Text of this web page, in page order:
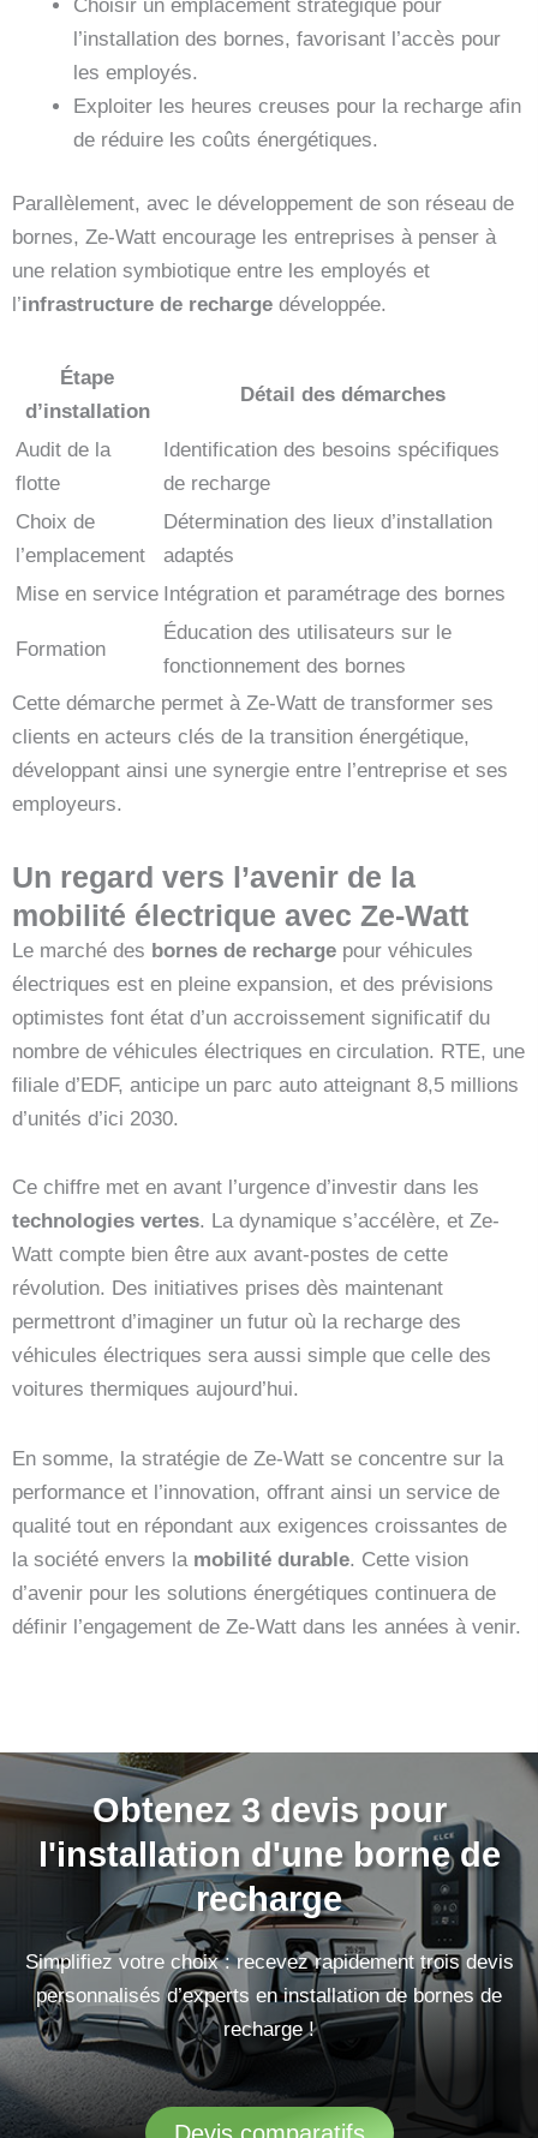
Choisir un emplacement stratégique pour
l’installation des bornes, favorisant l’accès pour
les employés.
Exploiter les heures creuses pour la recharge afin
de réduire les coûts énergétiques.
Parallèlement, avec le développement de son réseau de
bornes, Ze-Watt encourage les entreprises à penser à
une relation symbiotique entre les employés et
l’infrastructure de recharge développée.
Étape
d’installation
Détail des démarches
Audit de la
flotte
Identification des besoins spécifiques
de recharge
Choix de
l’emplacement
Détermination des lieux d’installation
adaptés
Mise en service Intégration et paramétrage des bornes
Formation
Éducation des utilisateurs sur le
fonctionnement des bornes
Cette démarche permet à Ze-Watt de transformer ses
clients en acteurs clés de la transition énergétique,
développant ainsi une synergie entre l’entreprise et ses
employeurs.
Un regard vers l’avenir de la
mobilité électrique avec Ze-Watt
Le marché des bornes de recharge pour véhicules
électriques est en pleine expansion, et des prévisions
optimistes font état d’un accroissement significatif du
nombre de véhicules électriques en circulation. RTE, une
filiale d’EDF, anticipe un parc auto atteignant 8,5 millions
d’unités d’ici 2030.
Ce chiffre met en avant l’urgence d’investir dans les
technologies vertes. La dynamique s’accélère, et Ze-
Watt compte bien être aux avant-postes de cette
révolution. Des initiatives prises dès maintenant
permettront d’imaginer un futur où la recharge des
véhicules électriques sera aussi simple que celle des
voitures thermiques aujourd’hui.
En somme, la stratégie de Ze-Watt se concentre sur la
performance et l’innovation, offrant ainsi un service de
qualité tout en répondant aux exigences croissantes de
la société envers la mobilité durable. Cette vision
d’avenir pour les solutions énergétiques continuera de
définir l’engagement de Ze-Watt dans les années à venir.
Obtenez 3 devis pour
l'installation d'une borne de
recharge
Simplifiez votre choix : recevez rapidement trois devis
personnalisés d’experts en installation de bornes de
recharge !
Devis comparatifs